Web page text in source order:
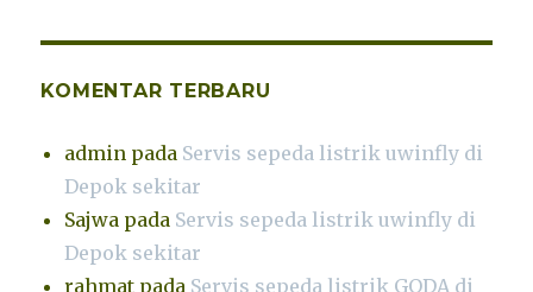
KOMENTAR TERBARU
admin pada Servis sepeda listrik uwinfly di
Depok sekitar
Sajwa pada Servis sepeda listrik uwinfly di
Depok sekitar
rahmat pada Servis sepeda listrik GODA di